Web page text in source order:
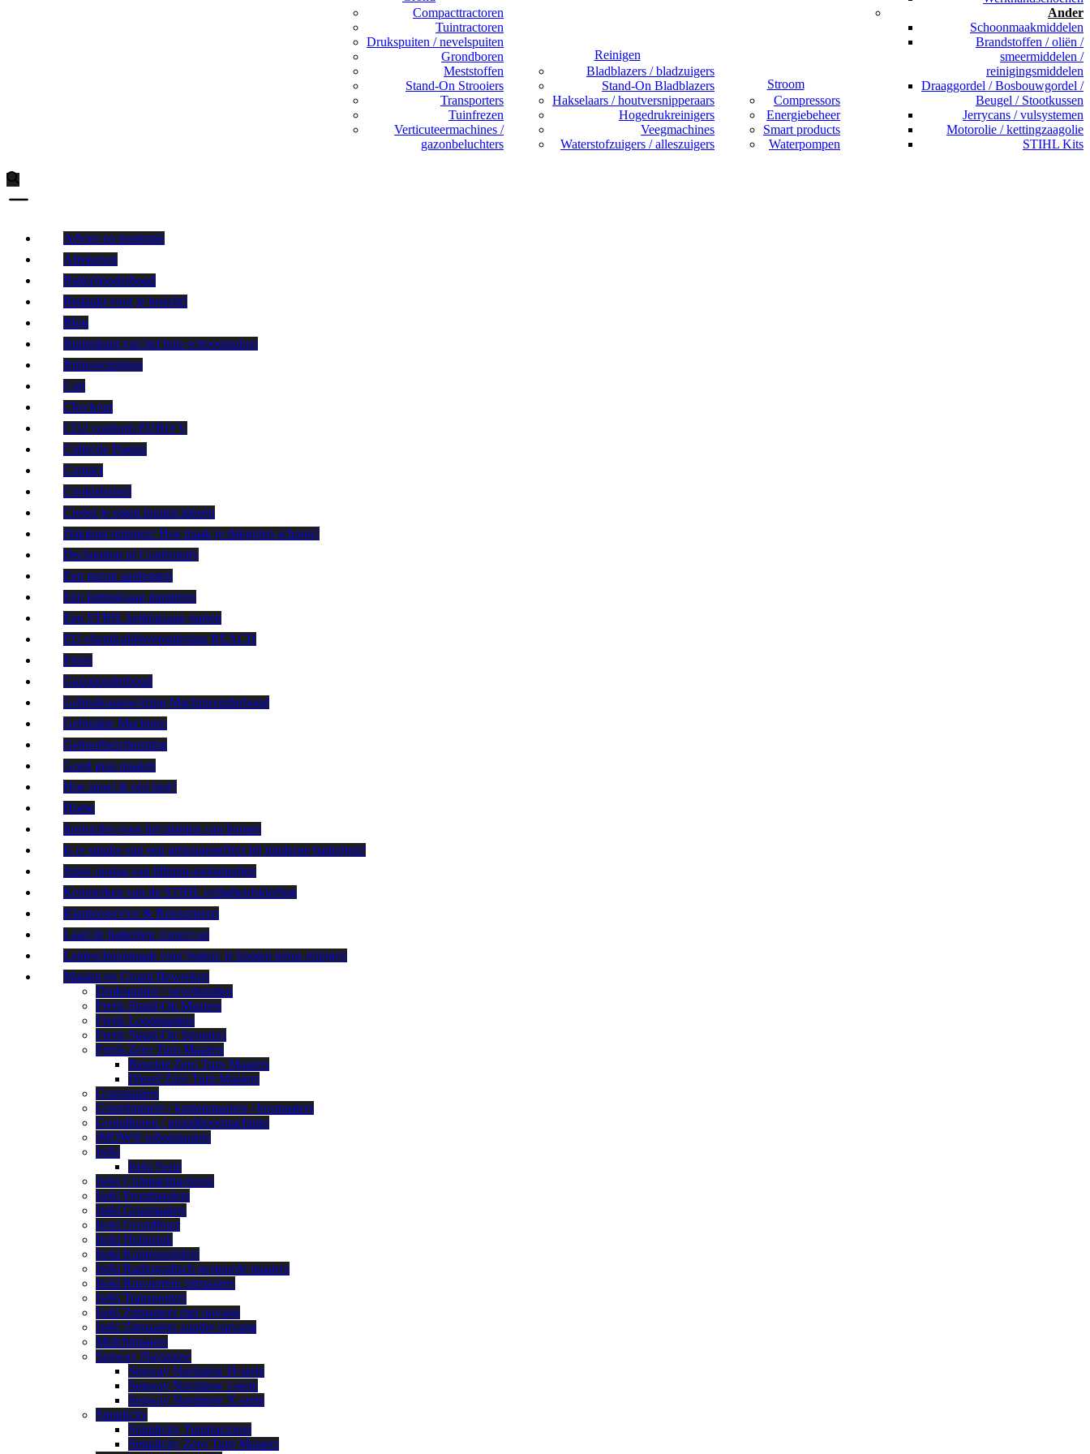
Compacttractoren
Tuintractoren
Drukspuiten / nevelspuiten
Grondboren
Meststoffen
Stand-On Strooiers
Transporters
Tuinfrezen
Verticuteermachines /
gazonbeluchters
Reinigen
Bladblazers / bladzuigers
Stand-On Bladblazers
Hakselaars / houtversnipperaars
Hogedrukreinigers
Veegmachines
Waterstofzuigers / alleszuigers
Stroom
Compressors
Energiebeheer
Smart products
Waterpompen
Ander
Schoonmaakmiddelen
Brandstoffen / oliën /
smeermiddelen /
reinigingsmiddelen
Draaggordel / Bosbouwgordel /
Beugel / Stootkussen
Jerrycans / vulsystemen
Motorolie / kettingzaagolie
STIHL Kits
Advies en inspiratie
Afrekenen
Batterijonderhoud
Bedankt voor je bericht!
Blog
Buitenkant van het huis schoonmaken
Buitenreiniging
Cart
Checkout
CO2 conform EURO V
Collectie Pagina
Contact
Cookiebeleid
Creëer je eigen houten ideeën
Dakgoot reinigen: Hoe maak je dakgoten schoon?
Declaration of Conformity
Een gazon aanleggen
Een kettingzaag monteren
Een STIHL kettingzaag starten
EU-chemicaliënverordening REACH
Ferris
Gazononderhoud
Gebruiksaanwijzing Machineonderhoud
Gebruikte Machines
Gehoorbescherming
Goed gras maaien
Hoe snoei ik een heg?
Home
Instructies voor het planten van bomen
Is er sprake van een geheugeneffect bij moderne batterijen?
Juiste opslag van lithium-ionbatterijen
Kenmerken van de STIHL veiligheidskleding
Klantenservice & Retourneren
Laad de batterijen correct op
Lenteschoonmaak voor buiten: je houten terras reinigen
Maaien en Grond Bewerken
Drukspuiten / nevelspuiten
Ferris Stand-On Maaiers
Ferris Loopmaaiers
Ferris Stand-On Strooiers
Ferris Zero Turn Maaiers
Benzine Zero Turn Maaiers
Diesel Zero Turn Maaiers
Grasmaaiers
Grastrimmers / kantenmaaiers / bosmaaiers
Grondboren / grondboormachines
iMOW® robotmaaiers
Iseki
Iseki Serie
Iseki Compacttractoren
Iseki Frontmaaiers
Iseki Grasmaaiers
Iseki Grondboor
Iseki Helmstok
Iseki Kantensnijders
Iseki Radiografisch gestuurde maaiers
Iseki Ruwterrein zitmaaiers
Iseki Transporters
Iseki Zitmaaiers met opvang
Iseki Zitmaaiers zonder opvang
Mulchmaaiers
Segway Navimow
Segway Navimow H-serie
Segway Navimow i-serie
Segway Navimow X-serie
Simplicity
Simplicity Tuintractoren
Simplicity Zero Turn Maaiers